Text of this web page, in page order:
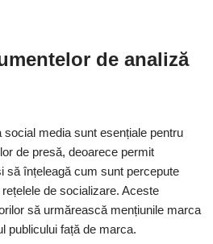
de analiză
social media sunt esențiale pentru
de presă, deoarece permit
să înțeleagă cum sunt percepute
de socializare. Aceste
să urmărească mențiunile marca
publicului față de marca.